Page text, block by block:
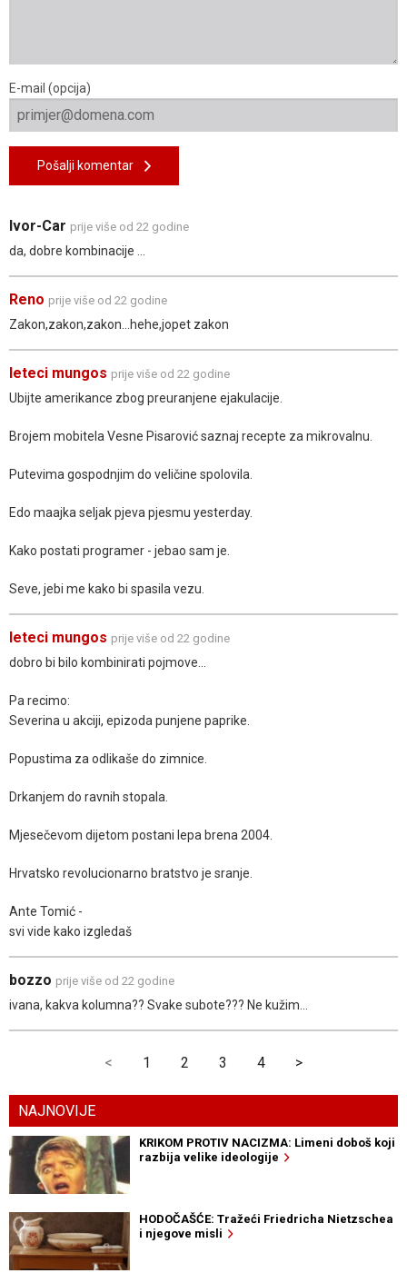
E-mail (opcija)
Pošalji komentar
Ivor-Car prije više od 22 godine
da, dobre kombinacije ...
Reno prije više od 22 godine
Zakon,zakon,zakon...hehe,jopet zakon
leteci mungos prije više od 22 godine
Ubijte amerikance zbog preuranjene ejakulacije.
Brojem mobitela Vesne Pisarović saznaj recepte za mikrovalnu.
Putevima gospodnjim do veličine spolovila.
Edo maajka seljak pjeva pjesmu yesterday.
Kako postati programer - jebao sam je.
Seve, jebi me kako bi spasila vezu.
leteci mungos prije više od 22 godine
dobro bi bilo kombinirati pojmove...
Pa recimo:
Severina u akciji, epizoda punjene paprike.
Popustima za odlikaše do zimnice.
Drkanjem do ravnih stopala.
Mjesečevom dijetom postani lepa brena 2004.
Hrvatsko revolucionarno bratstvo je sranje.
Ante Tomić -
svi vide kako izgledaš
bozzo prije više od 22 godine
ivana, kakva kolumna?? Svake subote??? Ne kužim...
< 1 2 3 4 >
NAJNOVIJE
KRIKOM PROTIV NACIZMA: Limeni doboš koji
razbija velike ideologije
HODOČAŠĆE: Tražeći Friedricha Nietzschea
i njegove misli